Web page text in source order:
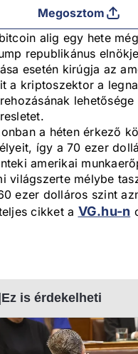
Megosztom
alig egy hete
republikánus
esetén kirúgja az
a kriptoszektor a
a héten érkező
így a 70 ezer
amerikai
világszerte mélybe
ezer dolláros szint
cikket a VG.hu-n